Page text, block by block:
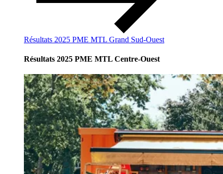
Résultats 2025 PME MTL Grand Sud-Ouest
Résultats 2025 PME MTL Centre-Ouest